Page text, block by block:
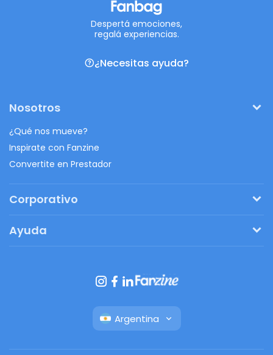
Despertá emociones,
regalá experiencias.
¿Necesitas ayuda?
Nosotros
¿Qué nos mueve?
Inspirate con Fanzine
Convertite en Prestador
Corporativo
Regalos originales
Ayuda
Botón de arrepentimiento
Argentina